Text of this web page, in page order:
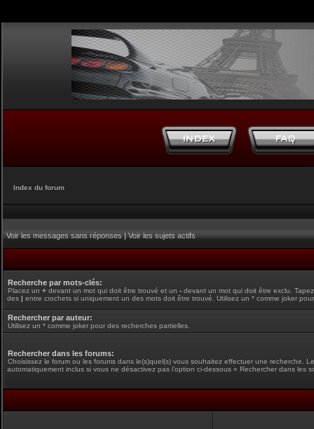
Index du forum
Voir les messages sans réponses|Voir les sujets actifs
Recherche par mots-clés:
Placez un + devant un mot qui doit être trouvé et un - devant un mot qui doit être exclu.
des | entre crochets si uniquement un des mots doit être trouvé. Utilisez un * comme joker
Rechercher par auteur:
Utilisez un * comme joker pour des recherches partielles.
Rechercher dans les forums:
Choisissez le forum ou les forums dans le(s)quel(s) vous souhaitez effectuer une recherche.
automatiquement inclus si vous ne désactivez pas l’option ci-dessous « Rechercher dans les